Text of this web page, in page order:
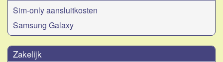
Sim-only aansluitkosten
Samsung Galaxy
Zakelijk